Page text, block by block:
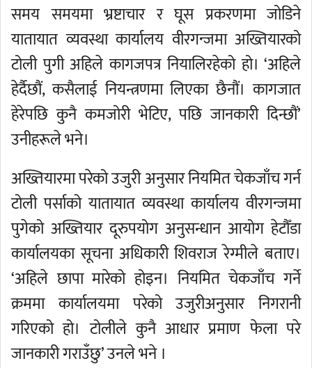
समय समयमा भ्रष्टाचार र घूस प्रकरणमा जोडिने
यातायात व्यवस्था कार्यालय वीरगन्जमा अख्तियारको
टोली पुगी अहिले कागजपत्र नियालिरहेको हो। ‘अहिले
हेर्दैछौं, कसैलाई नियन्त्रणमा लिएका छैनौं। कागजात
हेरेपछि कुनै कमजोरी भेटिए, पछि जानकारी दिन्छौं’
उनीहरूले भने।
अख्तियारमा परेको उजुरी अनुसार नियमित चेकजाँच गर्न
टोली पर्साको यातायात व्यवस्था कार्यालय वीरगन्जमा
पुगेको अख्तियार दूरुपयोग अनुसन्धान आयोग हेटौँडा
कार्यालयका सूचना अधिकारी शिवराज रेग्मीले बताए।
‘अहिले छापा मारेको होइन। नियमित चेकजाँच गर्ने
क्रममा कार्यालयमा परेको उजुरीअनुसार निगरानी
गरिएको हो। टोलीले कुनै आधार प्रमाण फेला परे
जानकारी गराउँछु’ उनले भने ।